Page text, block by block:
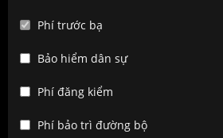
Phí trước bạ
Bảo hiểm dân sự
Phí đăng kiểm
Phí bảo trì đường bộ